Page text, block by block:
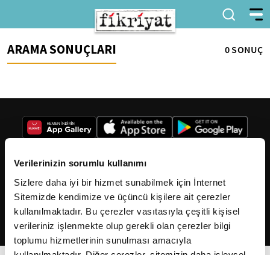
Verilerinizin sorumlu kullanımı
Sizlere daha iyi bir hizmet sunabilmek için İnternet
Sitemizde kendimize ve üçüncü kişilere ait çerezler
kullanılmaktadır. Bu çerezler vasıtasıyla çeşitli kişisel
verileriniz işlenmekte olup gerekli olan çerezler bilgi
toplumu hizmetlerinin sunulması amacıyla
ARAMA SONUÇLARI 0 SONUÇ
2026Fikriyat. Tüm hakları saklıdır.